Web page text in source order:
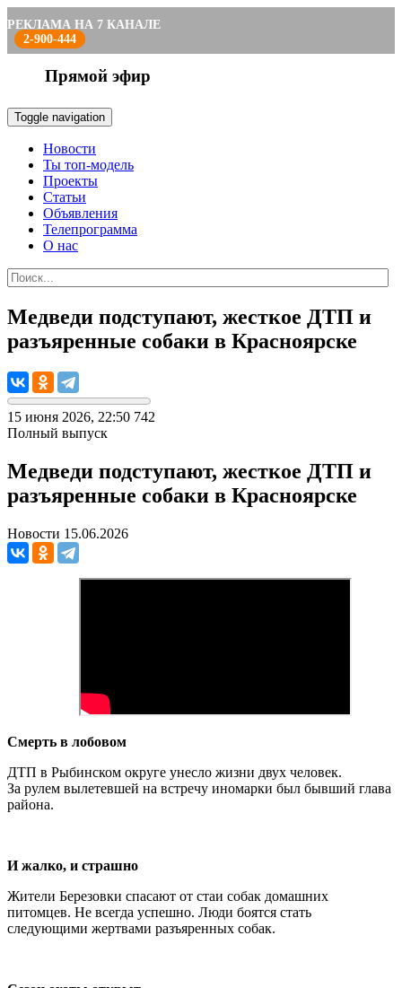
РЕКЛАМА НА 7 КАНАЛЕ
2-900-444
Прямой эфир
Toggle navigation
Новости
Ты топ-модель
Проекты
Статьи
Объявления
Телепрограмма
О нас
Медведи подступают, жесткое ДТП и
разъяренные собаки в Красноярске
15 июня 2026, 22:50 742
Полный выпуск
Медведи подступают, жесткое ДТП и
разъяренные собаки в Красноярске
Новости 15.06.2026
Смерть в лобовом
ДТП в Рыбинском округе унесло жизни двух человек.
За рулем вылетевшей на встречу иномарки был бывший глава
района.
И жалко, и страшно
Жители Березовки спасают от стаи собак домашних
питомцев. Не всегда успешно. Люди боятся стать
следующими жертвами разъяренных собак.